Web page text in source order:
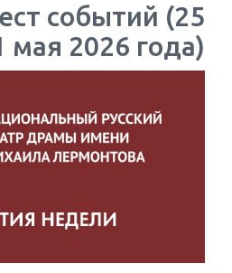
событий (25
мая 2026 года)